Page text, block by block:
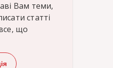
Вам теми,
статті
що